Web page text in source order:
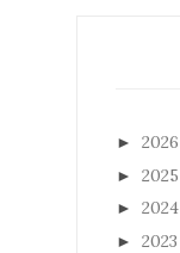
► 2026
► 2025
► 2024
► 2023